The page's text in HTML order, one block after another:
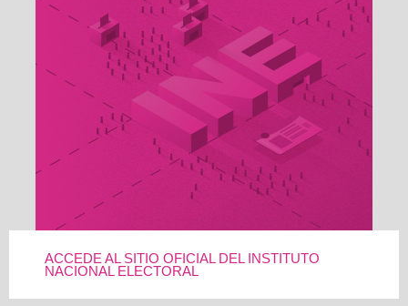
ACCEDE AL SITIO OFICIAL DEL INSTITUTO
NACIONAL ELECTORAL